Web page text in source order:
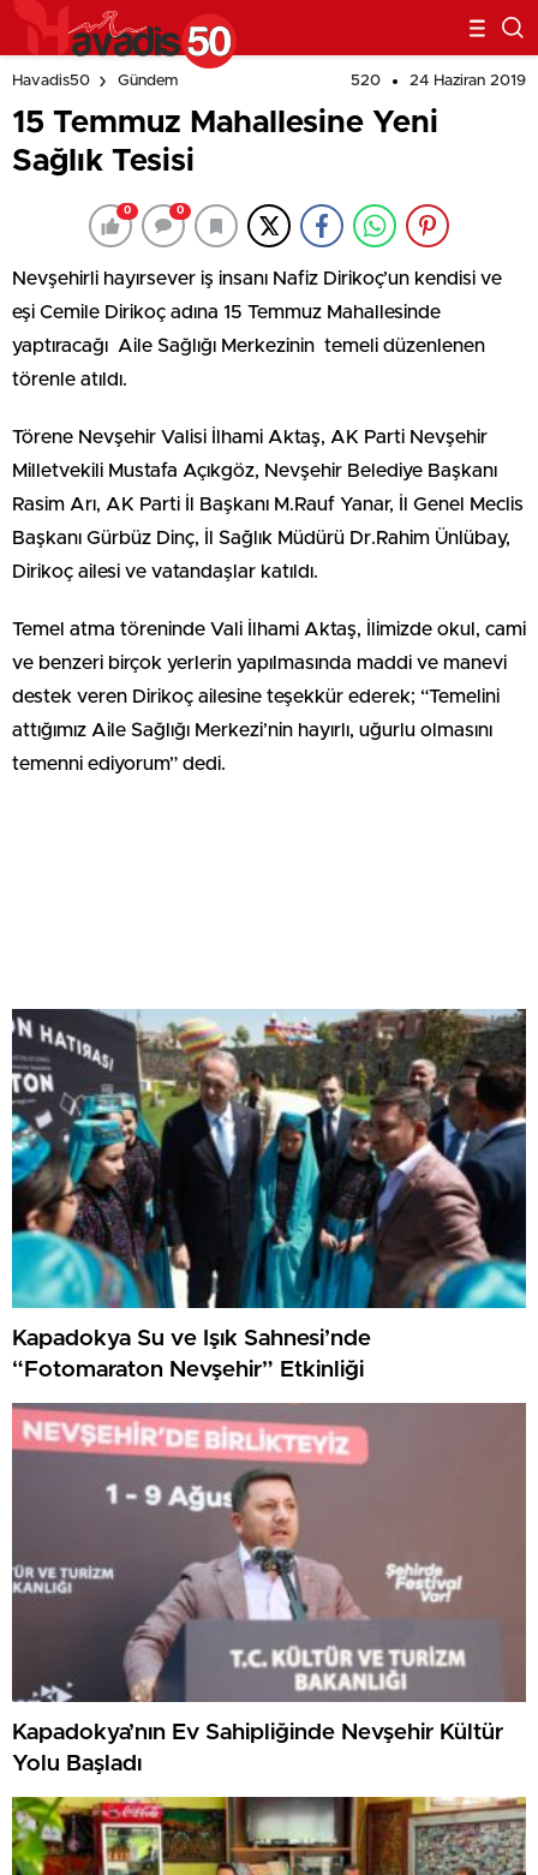
Havadis50 Gündem 520 24 Haziran 2019
15 Temmuz Mahallesine Yeni
Sağlık Tesisi
0 0
Nevşehirli hayırsever iş insanı Nafiz Dirikoç’un kendisi ve
eşi Cemile Dirikoç adına 15 Temmuz Mahallesinde
yaptıracağı Aile Sağlığı Merkezinin temeli düzenlenen
törenle atıldı.
Törene Nevşehir Valisi İlhami Aktaş, AK Parti Nevşehir
Milletvekili Mustafa Açıkgöz, Nevşehir Belediye Başkanı
Rasim Arı, AK Parti İl Başkanı M.Rauf Yanar, İl Genel Meclis
Başkanı Gürbüz Dinç, İl Sağlık Müdürü Dr.Rahim Ünlübay,
Dirikoç ailesi ve vatandaşlar katıldı.
Temel atma töreninde Vali İlhami Aktaş, İlimizde okul, cami
ve benzeri birçok yerlerin yapılmasında maddi ve manevi
destek veren Dirikoç ailesine teşekkür ederek; “Temelini
attığımız Aile Sağlığı Merkezi’nin hayırlı, uğurlu olmasını
temenni ediyorum” dedi.
Kapadokya Su ve Işık Sahnesi’nde
“Fotomaraton Nevşehir” Etkinliği
Kapadokya’nın Ev Sahipliğinde Nevşehir Kültür
Yolu Başladı